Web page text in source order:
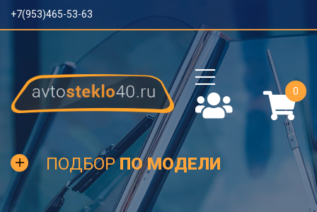
+7(953)465-53-63
0
ПОДБОРПО МОДЕЛИ